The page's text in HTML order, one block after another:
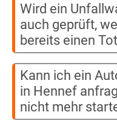
Wird ein
auch geprüft,
bereits einen
Kann ich ein
in Hennef
nicht mehr